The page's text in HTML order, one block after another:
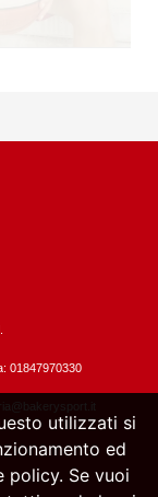
01847970330
utilizzati si
ed
policy. Se vuoi